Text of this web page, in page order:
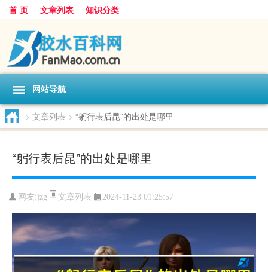
首 页 文章列表 知识分类
网站导航
> 文章列表 > “躬行表后昆”的出处是哪里
“躬行表后昆”的出处是哪里
网友:jzg 文章列表 2024-11-23 01:25:57